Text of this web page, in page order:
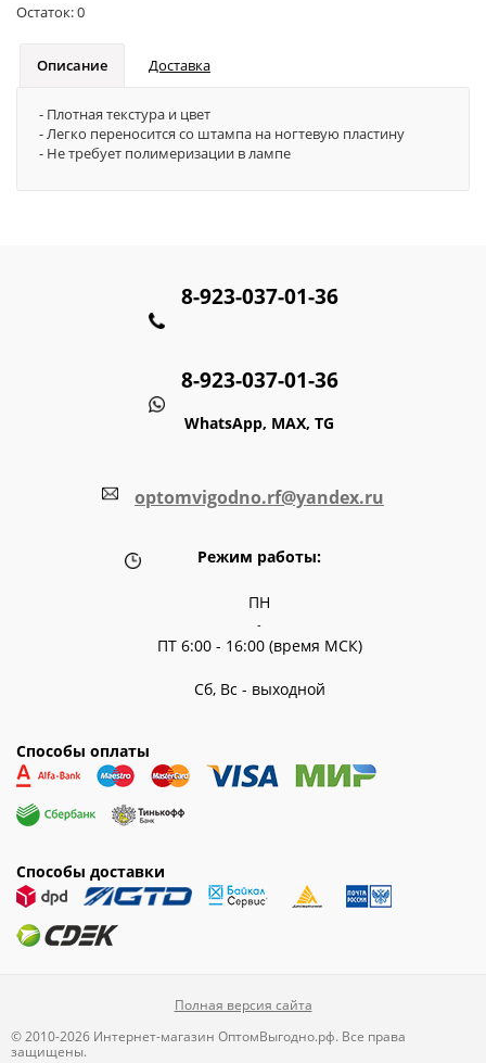
Остаток:0
Описание Доставка
- Плотная текстура и цвет
- Легко переносится со штампа на ногтевую пластину
- Не требует полимеризации в лампе
8-923-037-01-36
8-923-037-01-36
WhatsApp, MAX, TG
optomvigodno.rf@yandex.ru
Режим работы:
ПН
-
ПТ 6:00 - 16:00 (время МСК)
Сб, Вс - выходной
Способы оплаты
Способы доставки
Полная версия сайта
© 2010-2026 Интернет-магазин ОптомВыгодно.рф. Все права
защищены.